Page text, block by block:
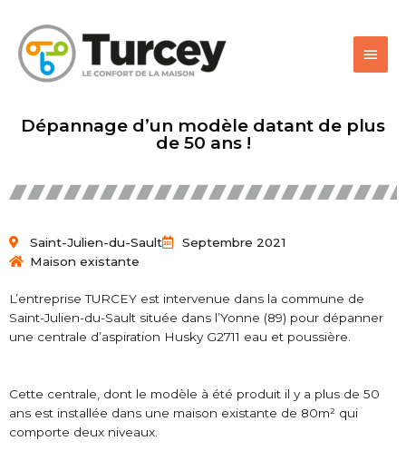
Dépannage d’un modèle datant de plus
de 50 ans !
Saint-Julien-du-Sault
Septembre 2021
Maison existante
L’entreprise TURCEY est intervenue dans la commune de
Saint-Julien-du-Sault située dans l’Yonne (89) pour dépanner
une centrale d’aspiration Husky G2711 eau et poussière.
Cette centrale, dont le modèle à été produit il y a plus de 50
ans est installée dans une maison existante de 80m² qui
comporte deux niveaux.